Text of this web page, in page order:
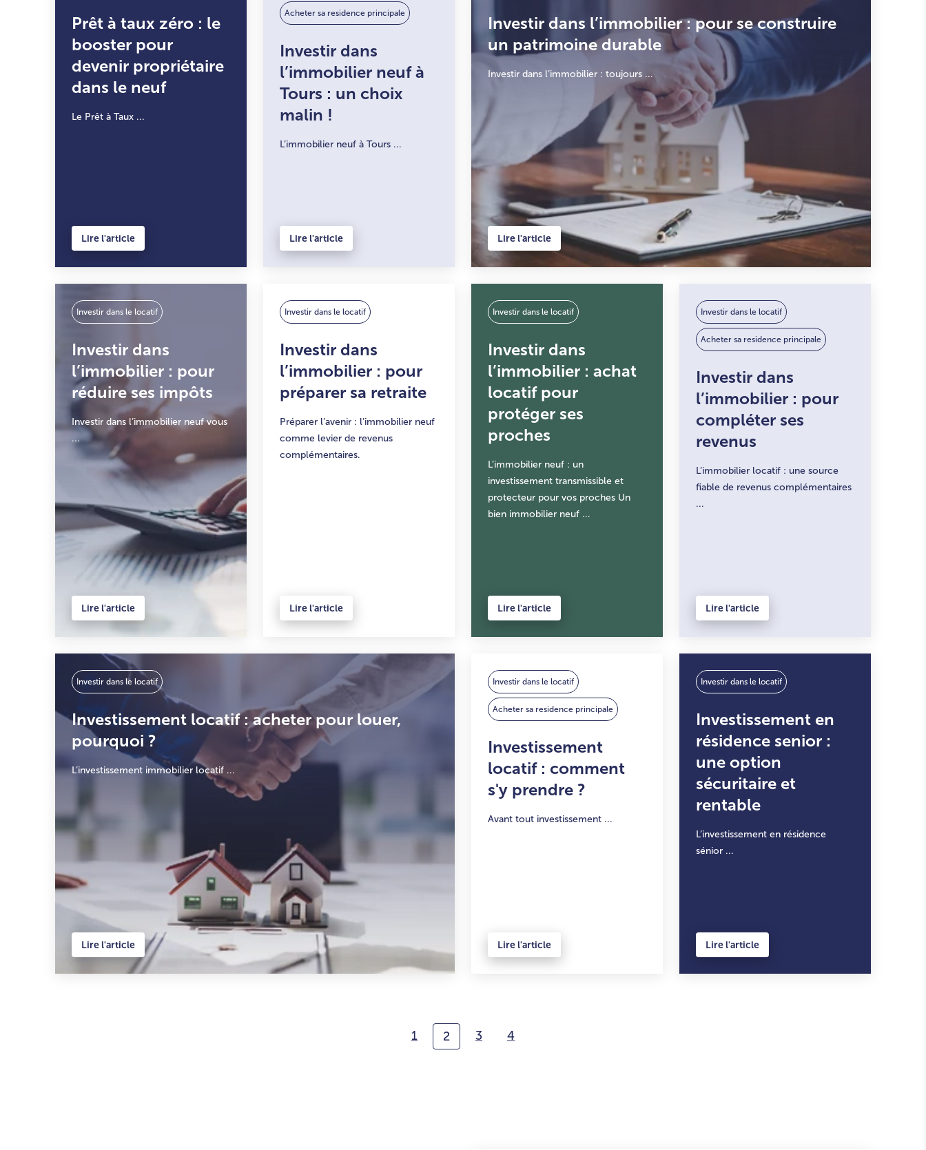
Prêt à taux zéro : le
booster pour
devenir propriétaire
dans le neuf
Le Prêt à Taux ...
Lire l'article
Acheter sa residence principale
Investir dans
l’immobilier neuf à
Tours : un choix
malin !
L’immobilier neuf à Tours ...
Lire l'article
Investir dans l’immobilier : pour se construire
un patrimoine durable
Investir dans l’immobilier : toujours ...
Lire l'article
Investir dans le locatif
Investir dans
l’immobilier : pour
réduire ses impôts
Investir dans l’immobilier neuf vous
...
Lire l'article
Investir dans le locatif
Investir dans
l’immobilier : pour
préparer sa retraite
Préparer l’avenir : l’immobilier neuf
comme levier de revenus
complémentaires.
Lire l'article
Investir dans le locatif
Investir dans
l’immobilier : achat
locatif pour
protéger ses
proches
L’immobilier neuf : un
investissement transmissible et
protecteur pour vos proches Un
bien immobilier neuf ...
Lire l'article
Investir dans le locatif
Acheter sa residence principale
Investir dans
l’immobilier : pour
compléter ses
revenus
L’immobilier locatif : une source
fiable de revenus complémentaires
...
Lire l'article
Investir dans le locatif
Investissement locatif : acheter pour louer,
pourquoi ?
L’investissement immobilier locatif ...
Lire l'article
Investir dans le locatif
Acheter sa residence principale
Investissement
locatif : comment
s'y prendre ?
Avant tout investissement ...
Lire l'article
Investir dans le locatif
Investissement en
résidence senior :
une option
sécuritaire et
rentable
L’investissement en résidence
sénior ...
Lire l'article
1 2 3 4